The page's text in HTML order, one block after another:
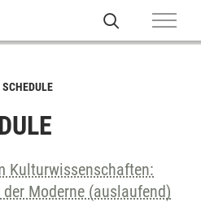
SCHEDULE
Kulturwissenschaften:
Moderne (auslaufend)